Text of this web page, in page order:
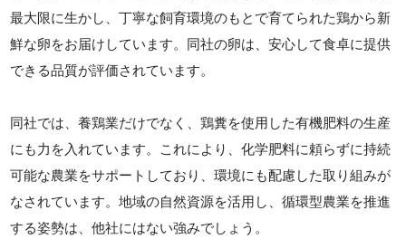
最大限に生かし、丁寧な飼育環境のもとで育てられた鶏から新
鮮な卵をお届けしています。同社の卵は、安心して食卓に提供
できる品質が評価されています。
同社では、養鶏業だけでなく、鶏糞を使用した有機肥料の生産
にも力を入れています。これにより、化学肥料に頼らずに持続
可能な農業をサポートしており、環境にも配慮した取り組みが
なされています。地域の自然資源を活用し、循環型農業を推進
する姿勢は、他社にはない強みでしょう。